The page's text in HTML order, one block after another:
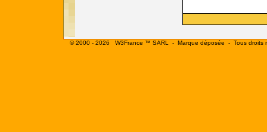
© 2000 - 2026 W3France ™ SARL - Marque déposée - Tous